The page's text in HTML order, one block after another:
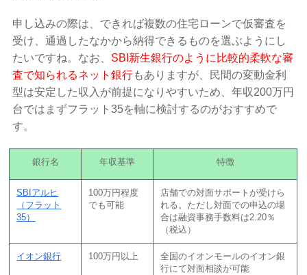
申し込みの際は、できれば複数の住宅ローンで仮審査を
受け、通過したなかから納得できるものを選ぶようにし
たいですね。なお、 SBI新生銀行のように比較的柔軟な審
査で知られるネット銀行もありますが、民間の変動金利
型は安定した収入が前提になりやすいため、年収200万円
台ではまずフラット35を軸に検討するのがおすすめで
す。
銀行名 年収基準 特徴
SBIアルヒ
（フラット
35）
100万円程度
でも可能
店舗での対面サポートが受けら
れる。ただし対面での申込の場
合は融資事務手数料は2.20％
（税込）
イオン銀行 100万円以上
全国のイオンモールのイオン銀
行にて対面相談が可能